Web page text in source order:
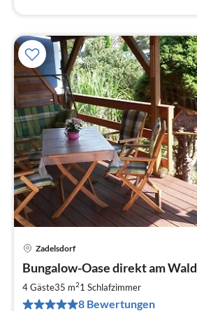
Zadelsdorf
Bungalow-Oase direkt am
4 Gäste35 m21 Schlafzimmer
8 Bewertungen